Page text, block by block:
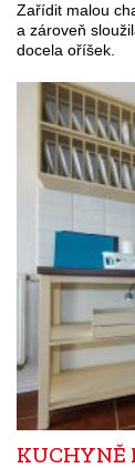
Zařídit malou
a zároveň
docela oříšek.
KUCHYNĚ